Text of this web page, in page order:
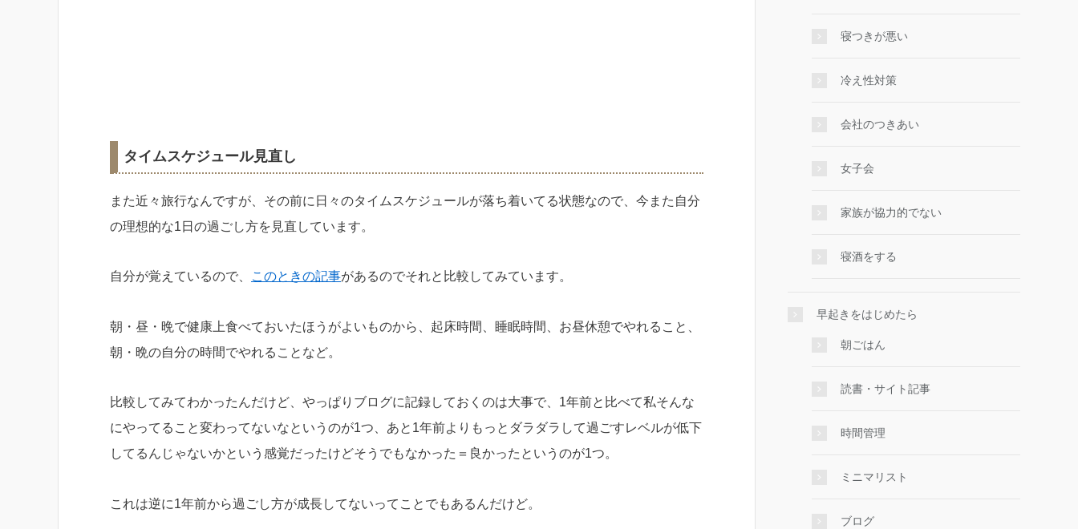
タイムスケジュール見直し
また近々旅行なんですが、その前に日々のタイムスケジュールが落ち着いてる状態なので、今また自分
の理想的な1日の過ごし方を見直しています。
自分が覚えているので、 このときの記事があるのでそれと比較してみています。
朝・昼・晩で健康上食べておいたほうがよいものから、起床時間、睡眠時間、お昼休憩でやれること、
朝・晩の自分の時間でやれることなど。
比較してみてわかったんだけど、やっぱりブログに記録しておくのは大事で、1年前と比べて私そんな
にやってること変わってないなというのが1つ、あと1年前よりもっとダラダラして過ごすレベルが低下
してるんじゃないかという感覚だったけどそうでもなかった＝良かったというのが1つ。
これは逆に1年前から過ごし方が成長してないってことでもあるんだけど。
寝つきが悪い
冷え性対策
会社のつきあい
女子会
家族が協力的でない
寝酒をする
早起きをはじめたら
朝ごはん
読書・サイト記事
時間管理
ミニマリスト
ブログ